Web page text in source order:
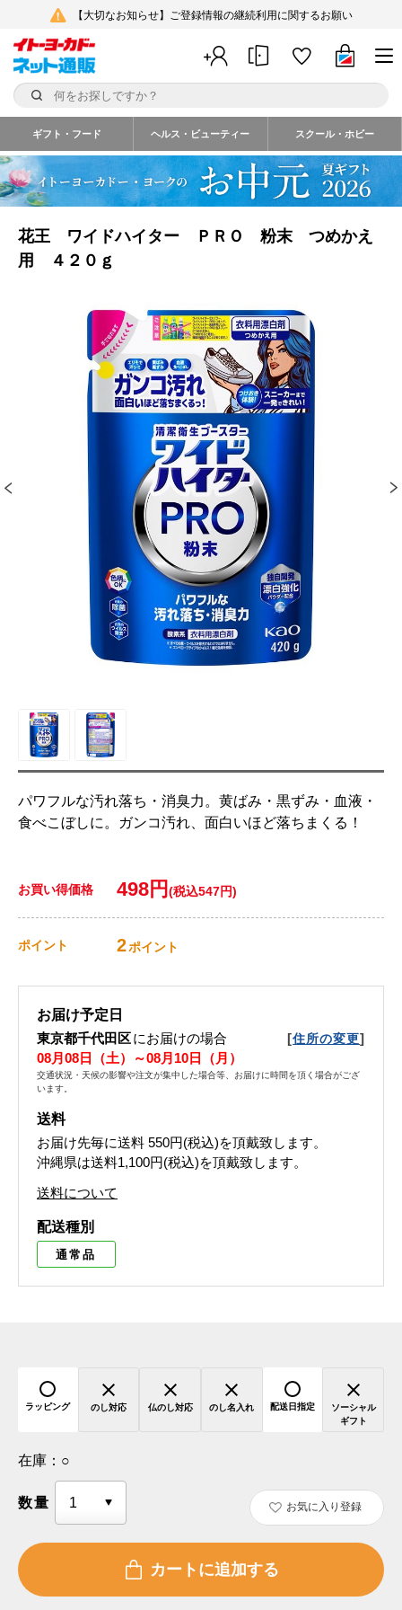
【大切なお知らせ】ご登録情報の継続利用に関するお願い
ギフト・フード ヘルス・ビューティー スクール・ホビー
花王 ワイドハイター ＰＲＯ 粉末 つめかえ
用 ４２０ｇ
パワフルな汚れ落ち・消臭力。黄ばみ・黒ずみ・血液・
食べこぼしに。ガンコ汚れ、面白いほど落ちまくる！
お買い得価格 498円 (税込547円)
ポイント 2ポイント
お届け予定日
東京都千代田区にお届けの場合 [住所の変更]
08月08日（土）～08月10日（月）
交通状況・天候の影響や注文が集中した場合等、お届けに時間を頂く場合がござ
います。
送料
お届け先毎に送料 550円(税込)を頂戴致します。
沖縄県は送料1,100円(税込)を頂戴致します。
送料について
配送種別
通常品
ラッピング のし対応 仏のし対応 のし名入れ 配送日指定
ソーシャル
ギフト
在庫： ○
数量 お気に入り登録